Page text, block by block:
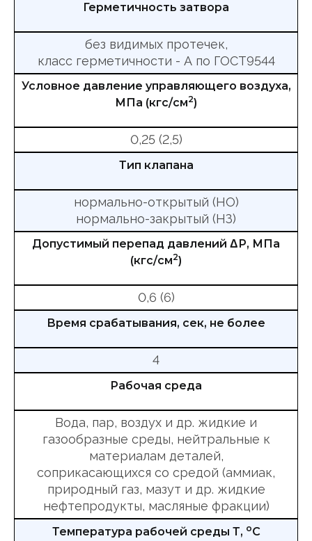
Герметичность затвора
без видимых протечек,
класс герметичности - А по ГОСТ9544
Условное давление управляющего воздуха,
МПа (кгс/см2)
0,25 (2,5)
Тип клапана
нормально-открытый (НО)
нормально-закрытый (НЗ)
Допустимый перепад давлений ΔР, МПа
(кгс/см2)
0,6 (6)
Время срабатывания, сек, не более
4
Рабочая среда
Вода, пар, воздух и др. жидкие и
газообразные среды, нейтральные к
материалам деталей,
соприкасающихся со средой (аммиак,
природный газ, мазут и др. жидкие
нефтепродукты, масляные фракции)
Температура рабочей среды Т, оС